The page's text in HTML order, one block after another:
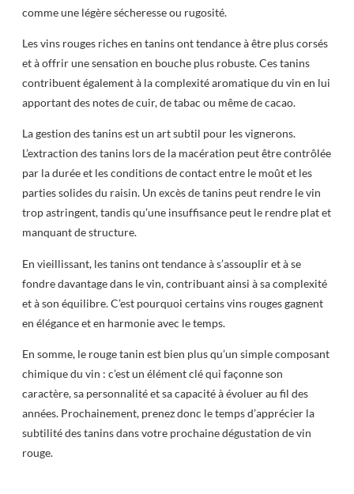
comme une légère sécheresse ou rugosité.
Les vins rouges riches en tanins ont tendance à être plus corsés
et à offrir une sensation en bouche plus robuste. Ces tanins
contribuent également à la complexité aromatique du vin en lui
apportant des notes de cuir, de tabac ou même de cacao.
La gestion des tanins est un art subtil pour les vignerons.
L’extraction des tanins lors de la macération peut être contrôlée
par la durée et les conditions de contact entre le moût et les
parties solides du raisin. Un excès de tanins peut rendre le vin
trop astringent, tandis qu’une insuffisance peut le rendre plat et
manquant de structure.
En vieillissant, les tanins ont tendance à s’assouplir et à se
fondre davantage dans le vin, contribuant ainsi à sa complexité
et à son équilibre. C’est pourquoi certains vins rouges gagnent
en élégance et en harmonie avec le temps.
En somme, le rouge tanin est bien plus qu’un simple composant
chimique du vin : c’est un élément clé qui façonne son
caractère, sa personnalité et sa capacité à évoluer au fil des
années. Prochainement, prenez donc le temps d’apprécier la
subtilité des tanins dans votre prochaine dégustation de vin
rouge.